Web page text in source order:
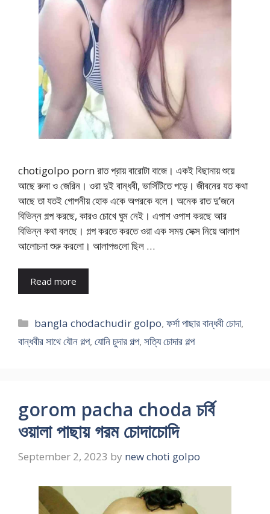
chotigolpo porn রাত প্রায় বারোটা বাজে। একই বিছানায় শুয়ে
আছে রুনা ও জেরিন। ওরা দুই বান্ধবী, ভার্সিটিতে পড়ে। জীবনের যত কথা
আছে তা যতই গোপনীয় হোক একে অপরকে বলে। অনেক রাত দু’জনে
বিভিন্ন গল্প করছে, কারও চোখে ঘুম নেই। এপাশ ওপাশ করছে আর
বিভিন্ন কথা বলছে। গল্প করতে করতে ওরা এক সময় সেক্স নিয়ে আলাপ
আলোচনা শুরু করলো। আলাপগুলো ছিল …
Read more
Categories
bangla chodachudir golpo,ফর্সা পাছার বান্ধবী চোদা,
বান্ধবীর সাথে যৌন গল্প, যোনি চুদার গল্প, সত্যি চোদার গল্প
gorom pacha choda চর্বি
ওয়ালা পাছায় গরম চোদাচোদি
September 2, 2023 by new choti golpo